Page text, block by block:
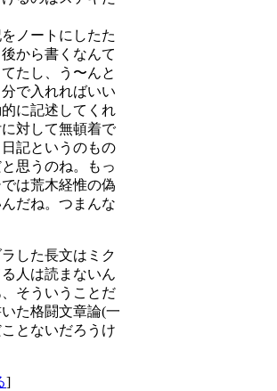
ノートにしたた
から書くなんて
たし、う〜んと
で入れればいい
に記述してくれ
対して無頓着で
記というのもの
思うのね。もっ
は荒木経惟の偽
だね。つまんな
した長文はミク
人は読まないん
そういうことだ
た格闘文章論(一
とないだろうけ
]